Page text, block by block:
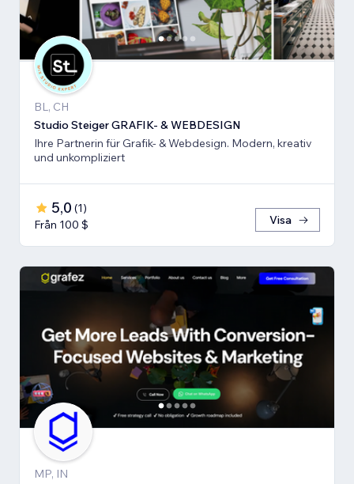
BL, CH
Studio Steiger GRAFIK- & WEBDESIGN
Ihre Partnerin für Grafik- & Webdesign. Modern, kreativ
und unkompliziert
5,0 (1)
Från 100 $
Visa
MP, IN